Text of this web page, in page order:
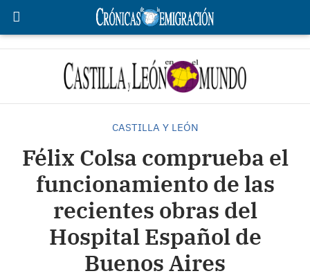
CASTILLA Y LEÓN
Félix Colsa comprueba el
funcionamiento de las
recientes obras del
Hospital Español de
Buenos Aires